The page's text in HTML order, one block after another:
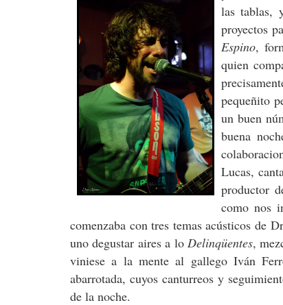
las tablas,
proyectos
Espino,
quien
pequeñito
un buen
buena
Lucas,
productor
como nos
comenzaba con tres temas acústicos de
uno degustar aires a lo Delinqüentes,
viniese a la mente al gallego Iván
abarrotada, cuyos canturreos y
de la noche.